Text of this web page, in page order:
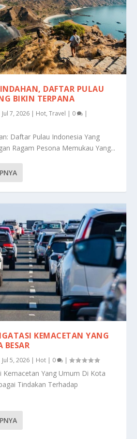
DAFTAR PULAU
BIKIN TERPANA
Jul 7, 2026 | Hot,Travel | 0 |
Daftar Pulau Indonesia Yang
Ragam Pesona Memukau Yang...
KEMACETAN YANG
BESAR
Jul 5, 2026 | Hot | 0 |
Kemacetan Yang Umum Di Kota
Tindakan Terhadap